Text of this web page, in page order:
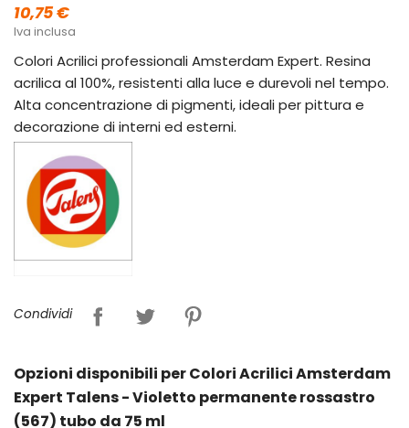
10,75 €
Iva inclusa
Colori Acrilici professionali Amsterdam Expert. Resina
acrilica al 100%, resistenti alla luce e durevoli nel tempo.
Alta concentrazione di pigmenti, ideali per pittura e
decorazione di interni ed esterni.
Condividi
Opzioni disponibili per Colori Acrilici Amsterdam
Expert Talens - Violetto permanente rossastro
(567) tubo da 75 ml